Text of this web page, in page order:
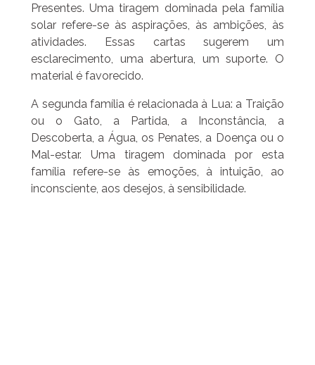
Presentes. Uma tiragem dominada pela família
solar refere-se às aspirações, às ambições, às
atividades. Essas cartas sugerem um
esclarecimento, uma abertura, um suporte. O
material é favorecido.
A segunda família é relacionada à Lua: a Traição
ou o Gato, a Partida, a Inconstância, a
Descoberta, a Água, os Penates, a Doença ou o
Mal-estar. Uma tiragem dominada por esta
família refere-se às emoções, à intuição, ao
inconsciente, aos desejos, à sensibilidade.